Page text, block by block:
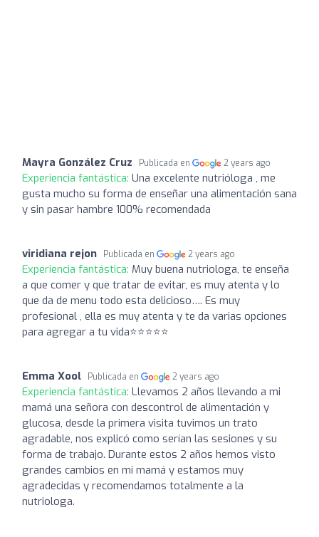
Mayra González Cruz Publicada en 2 years ago
Experiencia fantástica: Una excelente nutrióloga , me
gusta mucho su forma de enseñar una alimentación sana
y sin pasar hambre 100% recomendada
viridiana rejon Publicada en 2 years ago
Experiencia fantástica: Muy buena nutriologa, te enseña
a que comer y que tratar de evitar, es muy atenta y lo
que da de menu todo esta delicioso…. Es muy
profesional , ella es muy atenta y te da varias opciones
para agregar a tu vida⭐️⭐️⭐️⭐️⭐️
Emma Xool Publicada en 2 years ago
Experiencia fantástica: Llevamos 2 años llevando a mi
mamá una señora con descontrol de alimentación y
glucosa, desde la primera visita tuvimos un trato
agradable, nos explicó como serían las sesiones y su
forma de trabajo. Durante estos 2 años hemos visto
grandes cambios en mi mamá y estamos muy
agradecidas y recomendamos totalmente a la
nutriologa.